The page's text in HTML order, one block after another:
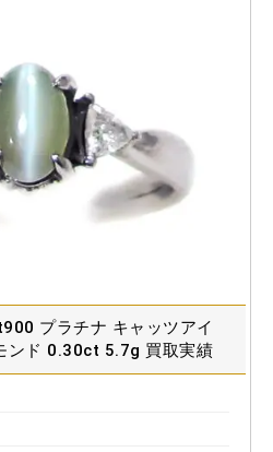
プラチナ キャッツアイ
ンド 0.30ct 5.7g 買取実績